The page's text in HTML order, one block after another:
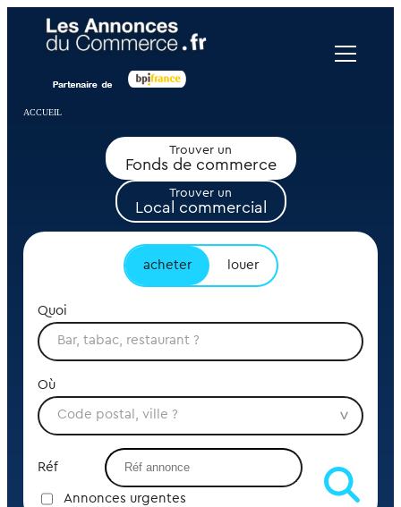
ACCUEIL
Trouver un
Fonds de commerce
Trouver un
Local commercial
acheter louer
Quoi
Où
Réf
Annonces urgentes
Panneau de gestion des cookies